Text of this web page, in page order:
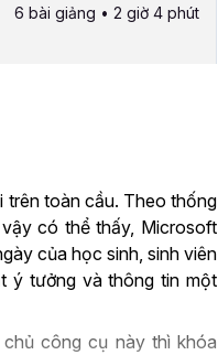
6 bài giảng • 2 giờ 4 phút
trên toàn cầu. Theo thống
có thể thấy, Microsoft
của học sinh, sinh viên
ý tưởng và thông tin một
công cụ này thì khóa